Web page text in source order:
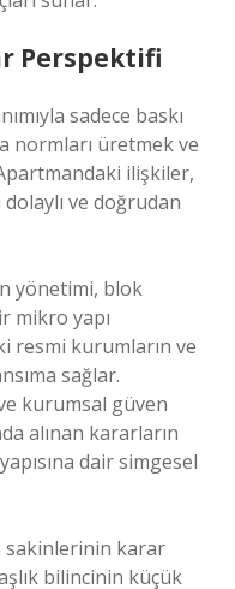
Perspektifi
sadece baskı
normları üretmek ve
ilişkiler,
ve doğrudan
yönetimi, blok
mikro yapı
resmi kurumların ve
sağlar.
kurumsal güven
alınan kararların
dair simgesel
sakinlerinin karar
bilincinin küçük